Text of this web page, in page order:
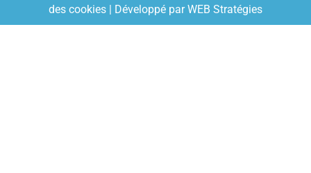
des cookies | Développé parWEB Stratégies